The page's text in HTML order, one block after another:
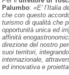
Palumbo:«E’ l’Italia
che con questo
turismo di qualità che
opportunità unica ed
affinità
direzione del nostro
suoi territori,
internazionale,
ed innovativa e